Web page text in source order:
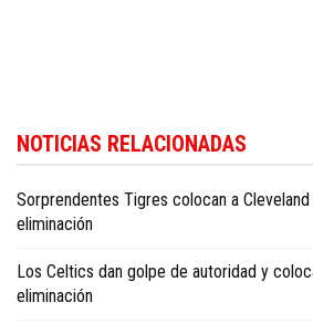
English.
NOTICIAS RELACIONADAS
Sorprendentes Tigres colocan a
eliminación
Los Celtics dan golpe de autoridad y
eliminación